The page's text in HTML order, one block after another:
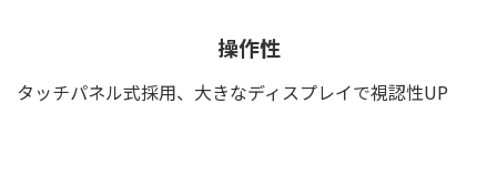
操作性
タッチパネル式採用、大きなディスプレイで視認性UP